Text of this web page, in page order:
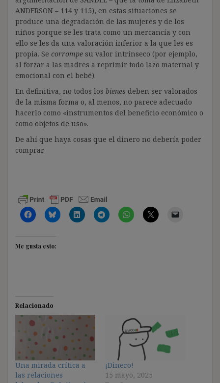
ANDERSON – 114 y 115), en estas situaciones se
produce una degradación de las mujeres y de los
niños porque se les trata como un mercancía y con
ello se les da una valoración inferior a la que les es
propia. Se corrompe su valor intrínseco (por ejemplo,
al forzar a las madres a reprimir todo lazo maternal y
emocional con el bebé).
En definitiva, no todos los bienes deben ser valorados
de la misma forma o, al menos, no parece adecuado
hacerlo como «instrumentos del beneficio económico o
como objetos de uso».
De ahí que haya cosas que el dinero no debería poder
comprar.
Me gusta esto:
Relacionado
Una mirada crítica a
las relaciones
¡Dinero!
15 mayo, 2025